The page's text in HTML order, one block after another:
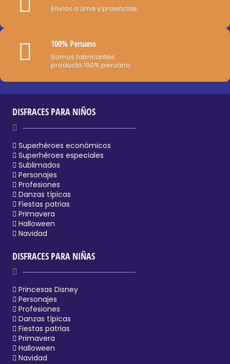
Envíos a Lima y provincias
100% Peruano
Somos fabricantes
producto 100% peruano
DISFRACES PARA NIÑOS
Superhéroes económicos
Superhéroes especiales
Sublimados
Personajes
Profesiones
Danzas típicas
Fiestas patrias
Primavera
Halloween
Navidad
DISFRACES PARA NIÑAS
Princesas Disney
Personajes
Profesiones
Danzas típicas
Fiestas patrias
Primavera
Halloween
Navidad